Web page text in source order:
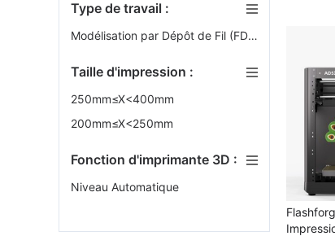
Type de travail :
Modélisation par Dépôt de Fil (FDM)
Taille d'impression :
250mm≤X<400mm
200mm≤X<250mm
Fonction d'imprimante 3D :
Niveau Automatique